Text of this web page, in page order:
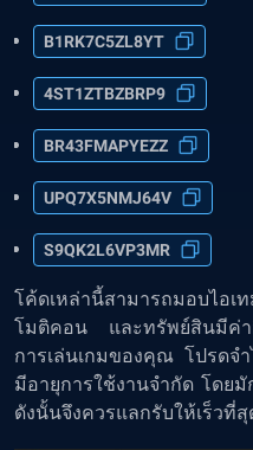
B1RK7C5ZL8YT
4ST1ZTBZBRP9
BR43FMAPYEZZ
UPQ7X5NMJ64V
S9QK2L6VP3MR
โค้ดเหล่านี้สามารถมอบไอเ
โมติคอน และทรัพย์สินมีค่
การเล่นเกมของคุณ โปรดจ
มีอายุการใช้งานจำกัด โดย
ดังนั้นจึงควรแลกรับให้เร็วที่สุ